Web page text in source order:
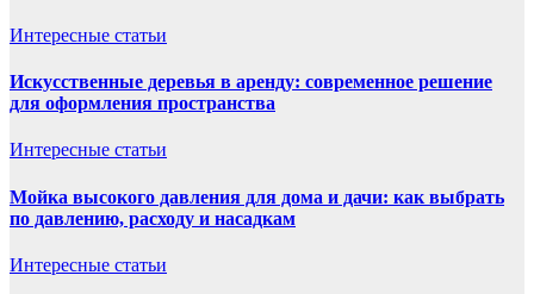
Интересные статьи
Искусственные деревья в аренду: современное решение
для оформления пространства
Интересные статьи
Мойка высокого давления для дома и дачи: как выбрать
по давлению, расходу и насадкам
Интересные статьи